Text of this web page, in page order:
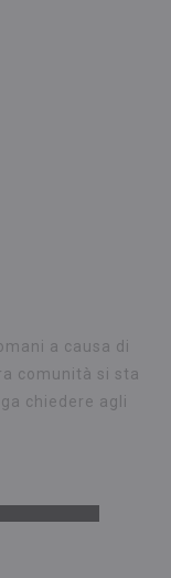
a causa di
comunità si sta
chiedere agli